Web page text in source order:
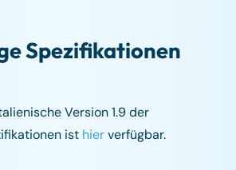
Spezifikationen
Version 1.9 der
ist hierverfügbar.